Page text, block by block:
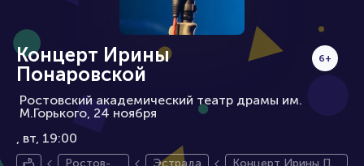
Концерт Ирины
Понаровской
Ростовский академический театр драмы им.
М.Горького, 24 ноября
6+
вт, 19:00
Ростов-н
Эстрада
Концерт Ирины По